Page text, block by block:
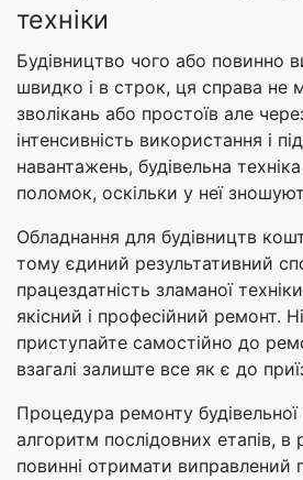
техніки
Будівництво чого або повинно
швидко і в строк, ця справа не
зволікань або простоїв але
інтенсивність використання і
навантажень, будівельна
поломок, оскільки у неї
Обладнання для будівництв
тому єдиний результативний
працездатність зламаної
якісний і професійний ремонт.
приступайте самостійно до
взагалі залиште все як є до
Процедура ремонту будівельної
алгоритм послідовних етапів, в
повинні отримати виправлений